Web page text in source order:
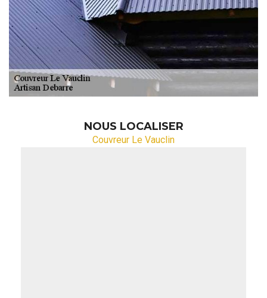
NOUS LOCALISER
Couvreur Le Vauclin